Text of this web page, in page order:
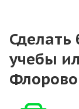
Сделать
учебы